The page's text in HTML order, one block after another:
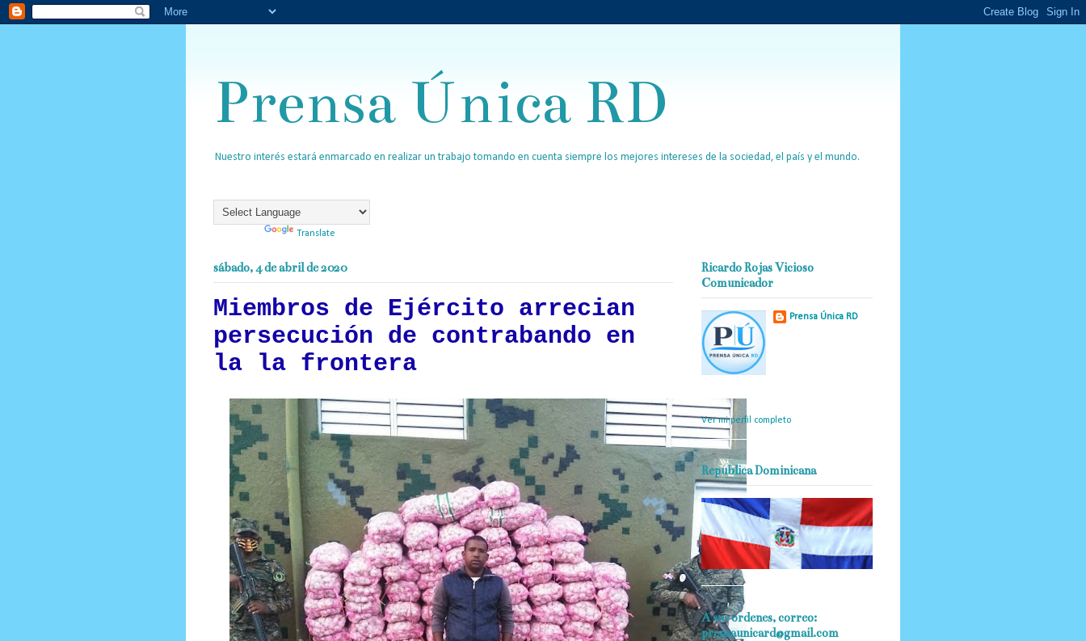
Prensa Única RD
Nuestro interés estará enmarcado en realizar un trabajo tomando en cuenta siempre los mejores intereses de la sociedad, el país y el mundo.
Translate
sábado, 4 de abril de 2020
Miembros de Ejército arrecian
persecución de contrabando en
la la frontera
Ricardo Rojas Vicioso
Comunicador
Prensa Única RD
periodístico en todo momento.
Ver mi perfil completo
Republica Dominicana
A sus ordenes, correo:
prensaunicard@gmail.com